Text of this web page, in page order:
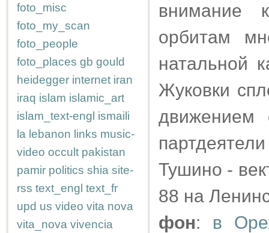
foto_misc
foto_my_scan
foto_people
foto_places gb gould
heidegger internet iran
iraq islam islamic_art
islam_text-engl ismaili
la lebanon links music-
video occult pakistan
pamir politics shia site-
rss text_engl text_fr
upd us video vita nova
vita_nova vivencia
внимание
орбитам
натальной
Жуковки
движением
Тушино -
88 на
фон: в